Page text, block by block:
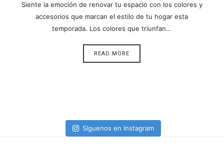
Siente la emoción de renovar tu espacio con los colores y
accesorios que marcan el estilo de tu hogar esta
temporada. Los colores que triunfan…
READ MORE
Síguenos en Instagram